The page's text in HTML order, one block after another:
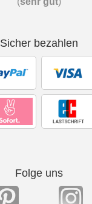
Sicher bezahlen
Folge uns